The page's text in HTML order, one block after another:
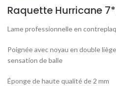
Raquette Hurricane
Lame professionnelle en
Poignée avec noyau en double
sensation de balle
Éponge de haute qualité de 2 mm